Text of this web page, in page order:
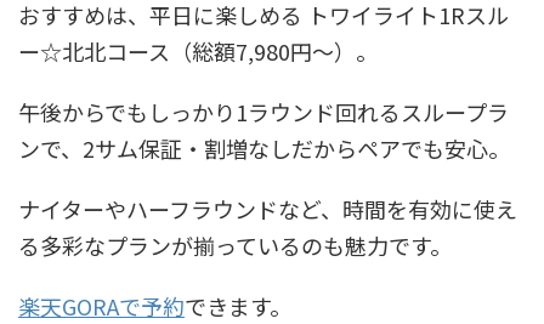
おすすめは、平日に楽しめる トワイライト1Rスル
ー☆北北コース（総額7,980円〜）。
午後からでもしっかり1ラウンド回れるスループラ
ンで、2サム保証・割増なしだからペアでも安心。
ナイターやハーフラウンドなど、時間を有効に使え
る多彩なプランが揃っているのも魅力です。
楽天GORAで予約できます。